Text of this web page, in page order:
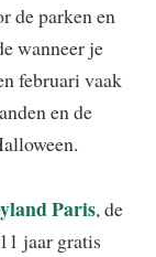
de parken en
wanneer je
februari vaak
en de
Paris, de
jaar gratis